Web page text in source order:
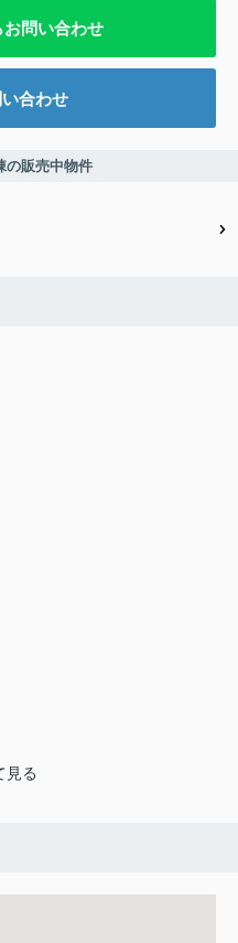
お問い合わせ
合わせ
販売中物件
見る